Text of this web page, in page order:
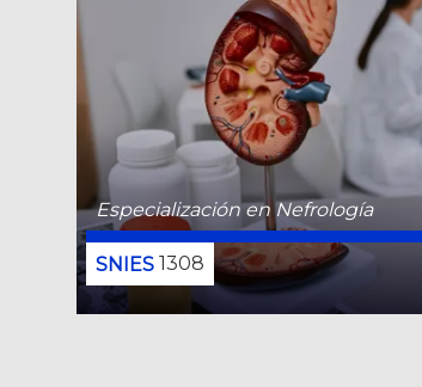
Especialización en Nefrología
1308
Especialización en Radiología e
Diagnósticas
111640